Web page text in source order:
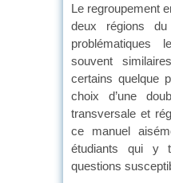
Le regroupement
deux régions
problématiques
souvent
certains quelque
choix d’une
transversale et
ce manuel
étudiants qui y
questions